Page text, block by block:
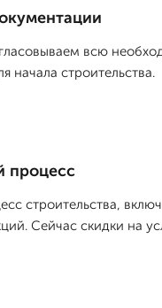
всю
начала строительства.
процесс
строительства,
Сейчас скидки на